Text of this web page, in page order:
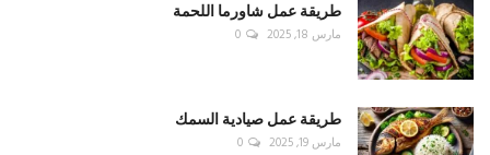
طريقة عمل شاورما اللحمة
مارس 18, 2025 0
طريقة عمل صيادية السمك
مارس 19, 2025 0